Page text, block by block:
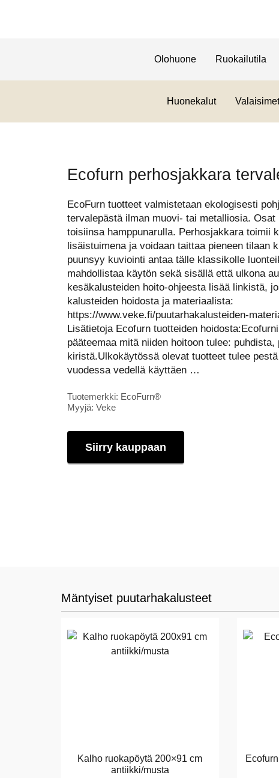
Olohuone Ruokailutila
Huonekalut Valaisimet
Ecofurn perhosjakkara
EcoFurn tuotteet valmistetaan ekologisesti
tervalepästä ilman muovi- tai metalliosia.
toisiinsa hamppunarulla. Perhosjakkara toimii
lisäistuimena ja voidaan taittaa pieneen tilaan
puunsyy kuviointi antaa tälle klassikolle
mahdollistaa käytön sekä sisällä että ulkona
kesäkalusteiden hoito-ohjeesta lisää linkistä,
kalusteiden hoidosta ja materiaalista:
https://www.veke.fi/puutarhakalusteiden-
Lisätietoja Ecofurn tuotteiden
pääteemaa mitä niiden hoitoon tulee:
kiristä.Ulkokäytössä olevat tuotteet tulee
vuodessa vedellä käyttäen …
Tuotemerkki: EcoFurn®
Myyjä: Veke
Siirry kauppaan
Mäntyiset puutarhakalusteet
Kalho ruokapöytä 200×91 cm
antiikki/musta